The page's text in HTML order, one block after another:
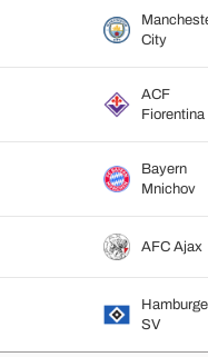
City
ACF
Fiorentina
Bayern
Mnichov
AFC Ajax
SV